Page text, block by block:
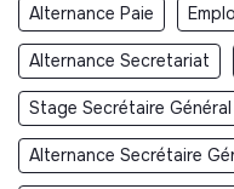
Alternance Paie
Alternance Secretariat
Stage Secrétaire Général
Alternance Secrétaire